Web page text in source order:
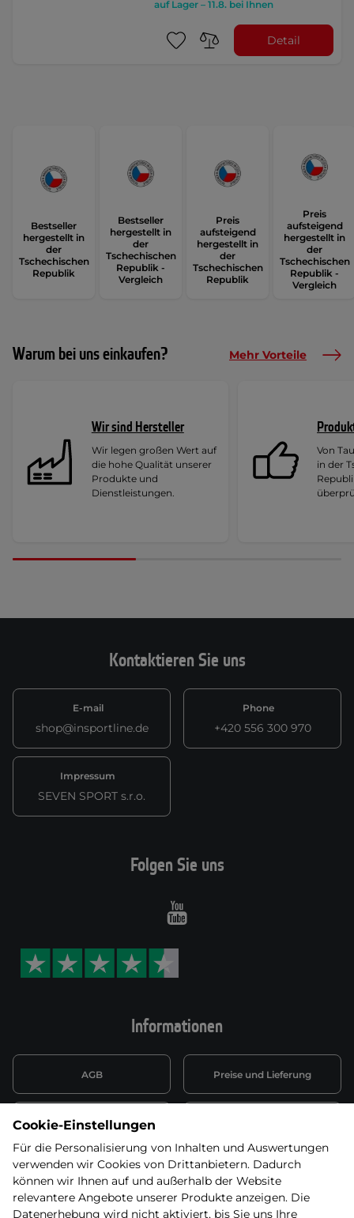
auf Lager – 11.8. bei Ihnen
Detail
Bestseller
hergestellt in
der
Tschechischen
Republik
Bestseller
hergestellt in
der
Tschechischen
Republik -
Vergleich
Preis
aufsteigend
hergestellt in
der
Tschechischen
Republik
Preis
aufsteigend
hergestellt in
der
Tschechischen
Republik -
Vergleich
Warum bei uns einkaufen? Mehr Vorteile
Wir sind Hersteller
Wir legen großen Wert auf
die hohe Qualität unserer
Produkte und
Dienstleistungen.
Von
in der
Kontaktieren Sie uns
E-mail
shop@insportline.de
Phone
+420 556 300 970
Impressum
SEVEN SPORT s.r.o.
Informationen
AGB Preise und Lieferung
Datenschutzerklärung
Wiederufsbelehrung mit Link
zum Formular
Batterieentsorgung
Informationen zu Elektro-
Folgen Sie uns
Youtube
Cookie-Einstellungen
Für die Personalisierung von Inhalten und Auswertungen
verwenden wir Cookies von Drittanbietern. Dadurch
können wir Ihnen auf und außerhalb der Website
relevantere Angebote unserer Produkte anzeigen. Die
Datenerhebung wird nicht aktiviert, bis Sie uns Ihre